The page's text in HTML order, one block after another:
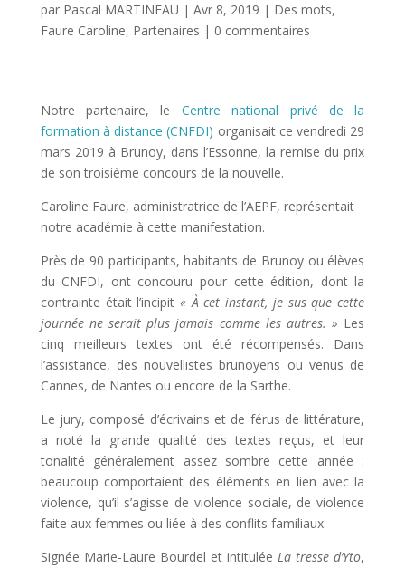
par Pascal MARTINEAU | Avr 8, 2019 | Des mots,
Faure Caroline, Partenaires | 0 commentaires
Notre partenaire, le Centre national privé de la
formation à distance (CNFDI) organisait ce vendredi 29
mars 2019 à Brunoy, dans l’Essonne, la remise du prix
de son troisième concours de la nouvelle.
Caroline Faure, administratrice de l’AEPF, représentait
notre académie à cette manifestation.
Près de 90 participants, habitants de Brunoy ou élèves
du CNFDI, ont concouru pour cette édition, dont la
contrainte était l’incipit« À cet instant, je sus que cette
journée ne serait plus jamais comme les autres. » Les
cinq meilleurs textes ont été récompensés. Dans
l’assistance, des nouvellistes brunoyens ou venus de
Cannes, de Nantes ou encore de la Sarthe.
Le jury, composé d’écrivains et de férus de littérature,
a noté la grande qualité des textes reçus, et leur
tonalité généralement assez sombre cette année :
beaucoup comportaient des éléments en lien avec la
violence, qu’il s’agisse de violence sociale, de violence
faite aux femmes ou liée à des conflits familiaux.
Signée Marie-Laure Bourdel et intituléeLa tresse d’Yto,